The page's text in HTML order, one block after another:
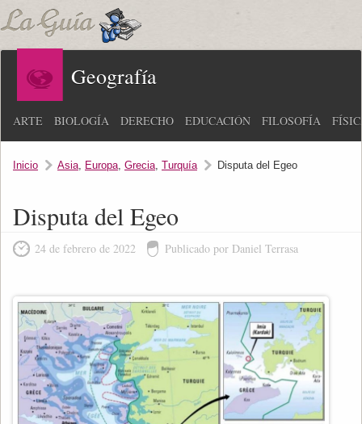
Geografía
ARTE BIOLOGÍA DERECHO EDUCACIÓN FILOSOFÍA
Inicio Asia, Europa, Grecia, Turquía Disputa del Egeo
Disputa del Egeo
24 de febrero de 2022 Publicado por Daniel Terrasa